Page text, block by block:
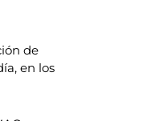
de
en los